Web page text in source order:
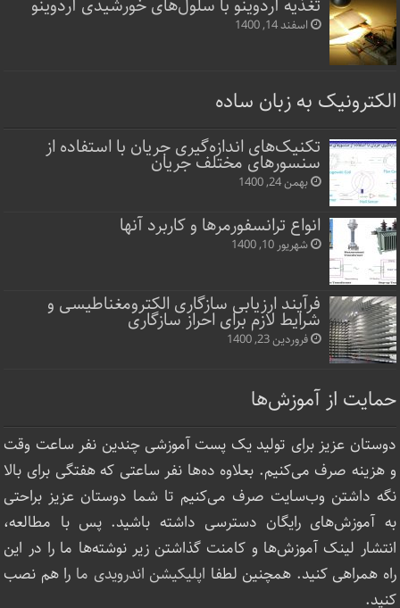
تغذیه آردوینو با سلول‌های خورشیدی آردوینو
اسفند 14, 1400
الکترونیک به زبان ساده
تکنیک‌های اندازه‌گیری جریان با استفاده از
سنسورهای مختلف جریان
بهمن 24, 1400
انواع ترانسفورمرها و کاربرد آنها
شهریور 10, 1400
فرآیند ارزیابی سازگاری الکترومغناطیسی و
شرایط لازم برای احراز سازگاری
فروردین 23, 1400
حمایت از آموزش‌ها
دوستان عزیز برای تولید یک پست آموزشی چندین نفر ساعت‌ وقت
و هزینه صرف می‌کنیم. بعلاوه ده‌ها نفر ساعتی که هفتگی برای بالا
نگه داشتن وب‌سایت صرف ‌می‌کنیم تا شما دوستان عزیز براحتی
به آموزش‌های رایگان دسترسی داشته باشید. پس با مطالعه،
انتشار لینک‌ آموزش‌ها و کامنت گذاشتن زیر نوشته‌‌ها ما را در این
راه همراهی کنید. همچنین لطفا اپلیکیشن اندرویدی ما را هم نصب
کنید.